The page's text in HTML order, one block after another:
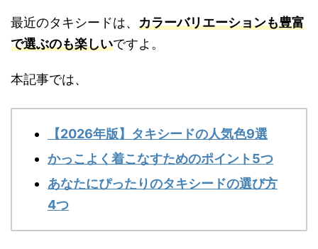
最近のタキシードは、 カラーバリエーションも豊富
で選ぶのも楽しいですよ。
本記事では、
【2026年版】タキシードの人気色9選
かっこよく着こなすためのポイント5つ
あなたにぴったりのタキシードの選び方
4つ